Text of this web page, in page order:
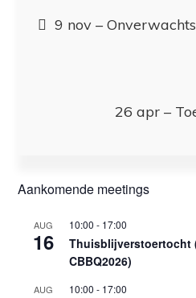
9 nov –
26 apr –
Aankomende meetings
AUG
16
10:00 - 17:00
Thuisblijverstoertocht
CBBQ2026)
AUG 10:00 - 17:00